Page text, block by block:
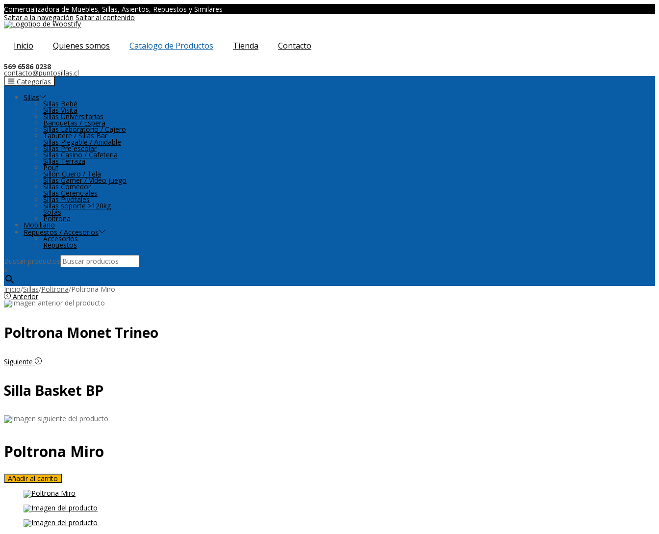
Comercializadora de Muebles, Sillas, Asientos, Repuestos y Similares
Saltar a la navegación Saltar al contenido
Inicio Quienes somos Catalogo de Productos Tienda Contacto
569 6586 0238
contacto@puntosillas.cl
Categorías
Sillas
Sillas Bebé
Sillas Visita
Sillas Universitarias
Banquetas / Espera
Sillas Laboratorio / Cajero
Tabutere / Sillas Bar
Sillas Plegable / Anidable
Sillas Pre escolar
Sillas Casino / Cafeteria
Sillas Terraza
Pouf
Sillón Cuero / Tela
Sillas Gamer / Video juego
Sillas Comedor
Sillas Gerenciales
Sillas Pivótales
Sillas soporte >120kg
Sofás
Poltrona
Mobiliario
Repuestos / Accesorios
Accesorios
Repuestos
Buscar productos
×
Inicio/Sillas/Poltrona/Poltrona Miro
Anterior
Poltrona Monet Trineo
Siguiente
Silla Basket BP
Poltrona Miro
Añadir al carrito